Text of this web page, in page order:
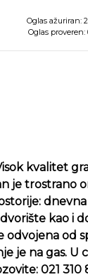
Oglas ažuriran:
Oglas proveren:
kvalitet
je trostrano
dnevna
kao i
odvojena od
je na gas. U
021 310